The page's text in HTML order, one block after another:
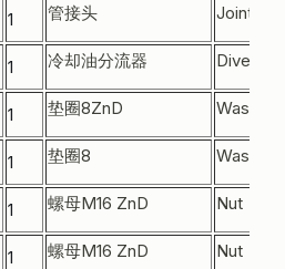
1 管接头 Joint
1 冷却油分流器 Diverter
1 垫圈8ZnD Washer
1 垫圈8 Washer
1 螺母M16 ZnD Nut
1 螺母M16 ZnD Nut